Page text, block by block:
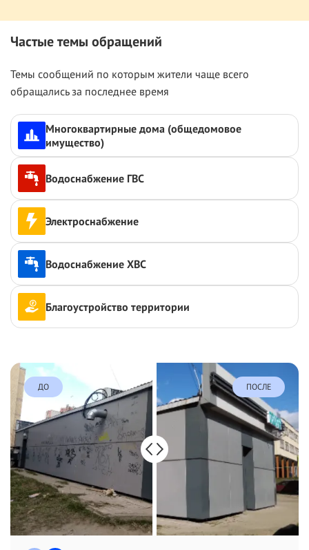
Частые темы обращений
Темы сообщений по которым жители чаще всего
обращались за последнее время
Многоквартирные дома (общедомовое
имущество)
Водоснабжение ГВС
Электроснабжение
Водоснабжение ХВС
Благоустройство территории